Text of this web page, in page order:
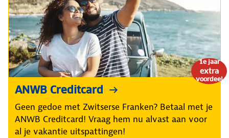
1e jaar
extra
voordeel
ANWB Creditcard
Geen gedoe met Zwitserse Franken? Betaal met je
ANWB Creditcard! Vraag hem nu alvast aan voor
al je vakantie uitspattingen!